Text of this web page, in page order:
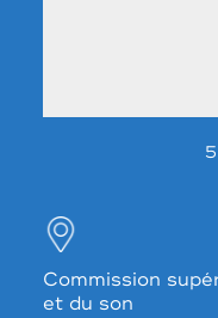
Commission
et du son